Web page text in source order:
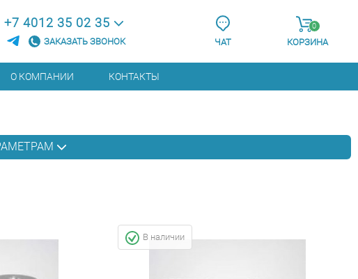
+7 4012 35 02 35
ЗАКАЗАТЬ ЗВОНОК ЧАТ
0
КОРЗИНА
О КОМПАНИИ КОНТАКТЫ
В наличии